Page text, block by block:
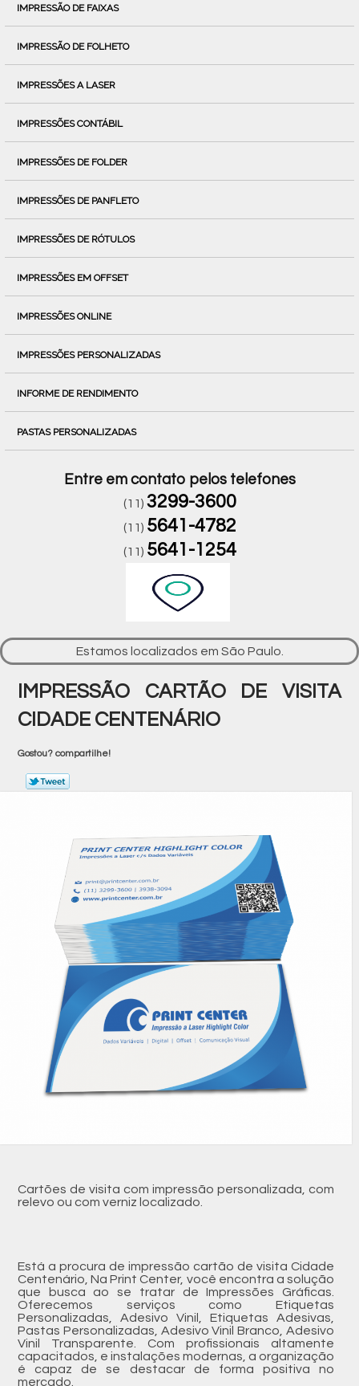
IMPRESSÃO DE FAIXAS
IMPRESSÃO DE FOLHETO
IMPRESSÕES A LASER
IMPRESSÕES CONTÁBIL
IMPRESSÕES DE FOLDER
IMPRESSÕES DE PANFLETO
IMPRESSÕES DE RÓTULOS
IMPRESSÕES EM OFFSET
IMPRESSÕES ONLINE
IMPRESSÕES PERSONALIZADAS
INFORME DE RENDIMENTO
PASTAS PERSONALIZADAS
Entre em contato pelos telefones
(11) 3299-3600
(11) 5641-4782
(11) 5641-1254
Estamos localizados em São Paulo.
IMPRESSÃO CARTÃO DE VISITA
CIDADE CENTENÁRIO
Gostou? compartilhe!
Cartões de visita com impressão personalizada, com
relevo ou com verniz localizado.
Está a procura de impressão cartão de visita Cidade
Centenário, Na Print Center, você encontra a solução
que busca ao se tratar de Impressões Gráficas.
Oferecemos serviços como Etiquetas
Personalizadas, Adesivo Vinil, Etiquetas Adesivas,
Pastas Personalizadas, Adesivo Vinil Branco, Adesivo
Vinil Transparente. Com profissionais altamente
capacitados, e instalações modernas, a organização
é capaz de se destacar de forma positiva no
mercado.